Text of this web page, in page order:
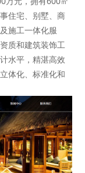
住宅、别墅、商
施工一体化服
质和建筑装饰工
水平，精湛高效
体化、标准化和